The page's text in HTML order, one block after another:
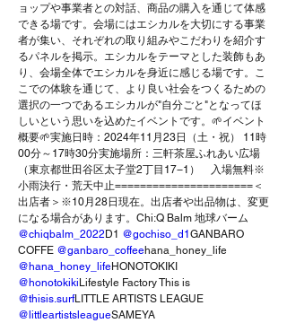
ョップや事業者との対話、商品の購入を通じて体感
できる場です。会場にはエシカルを大切にする事業
者が集い、それぞれの取り組みやこだわりを紹介す
るパネルを掲示。エシカルをテーマとした装飾もあ
り、会場全体でエシカルを身近に感じる場です。こ
こでの体験を通じて、より良い社会をつくるための
選択の一つであるエシカルが"自分ごと"となってほ
しいという思いを込めたイベントです。🌱イベント
概要🌱実施日時：2024年11月23日（土・祝） 11時
00分～17時30分実施場所：三軒茶屋ふれあい広場
（東京都世田谷区太子堂2丁目17−1）　入場無料※
小雨決行・荒天中止======================＜
出店者＞※10月28日現在。出店者や出品物は、変更
になる場合があります。Chi:Q Balm 地球バーム
@chiqbalm_2022D1 @gochiso_d1GANBARO
COFFE @ganbaro_coffeehana_honey_life
@hana_honey_lifeHONOTOKIKI
@honotokikiLifestyle Factory This is
@thisis.surfLITTLE ARTISTS LEAGUE
@littleartistsleagueSAMEYA